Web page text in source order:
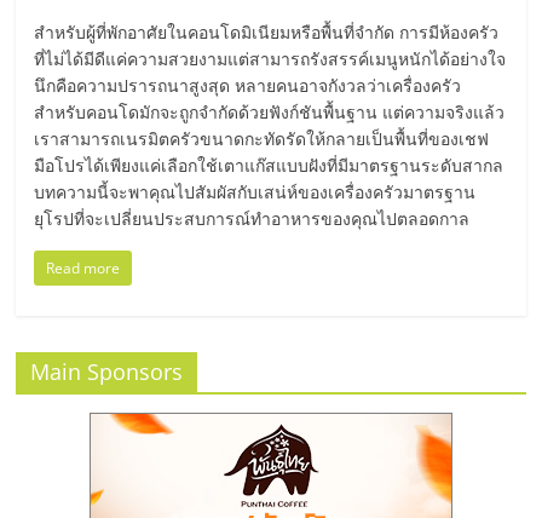
SMEs,
แฟ
รน
ไชส์,
ที่
ปรึกษา
แฟ
สำหรับผู้ที่พักอาศัยในคอนโดมิเนียมหรือพื้นที่จำกัด การมีห้องครัว
ที่ไม่ได้มีดีแค่ความสวยงามแต่สามารถรังสรรค์เมนูหนักได้อย่างใจ
นึกคือความปรารถนาสูงสุด หลายคนอาจกังวลว่าเครื่องครัว
สำหรับคอนโดมักจะถูกจำกัดด้วยฟังก์ชันพื้นฐาน แต่ความจริงแล้ว
เราสามารถเนรมิตครัวขนาดกะทัดรัดให้กลายเป็นพื้นที่ของเชฟ
มือโปรได้เพียงแค่เลือกใช้เตาแก๊สแบบฝังที่มีมาตรฐานระดับสากล
บทความนี้จะพาคุณไปสัมผัสกับเสน่ห์ของเครื่องครัวมาตรฐาน
ยุโรปที่จะเปลี่ยนประสบการณ์ทำอาหารของคุณไปตลอดกาล
Read more
Main Sponsors